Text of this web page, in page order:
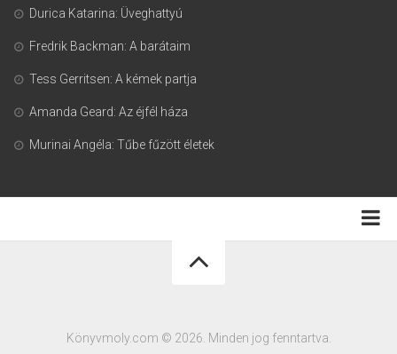
Durica Katarina: Üveghattyú
Fredrik Backman: A barátaim
Tess Gerritsen: A kémek partja
Amanda Geard: Az éjfél háza
Murinai Angéla: Tűbe fűzött életek
Könyvmoly.com © 2026. Minden jog fenntartva.